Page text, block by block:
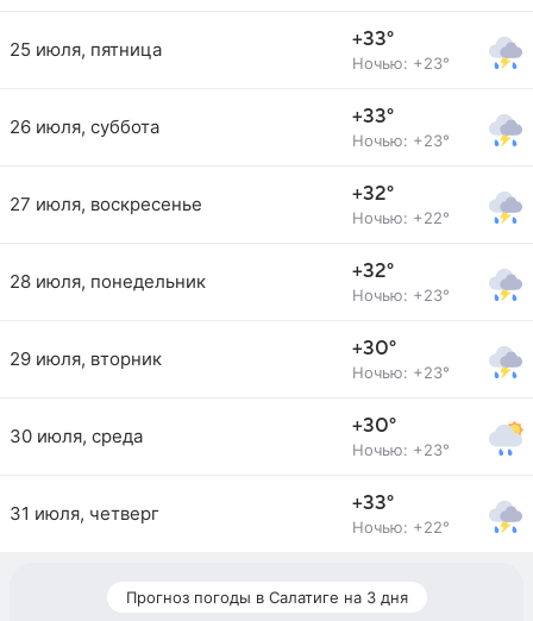
25 июля, пятница +33°
Ночью: +23°
26 июля, суббота +33°
Ночью: +23°
27 июля, воскресенье +32°
Ночью: +22°
28 июля, понедельник +32°
Ночью: +23°
29 июля, вторник +30°
Ночью: +23°
30 июля, среда +30°
Ночью: +23°
31 июля, четверг +33°
Ночью: +22°
Прогноз погоды в Салатиге на 3 дня